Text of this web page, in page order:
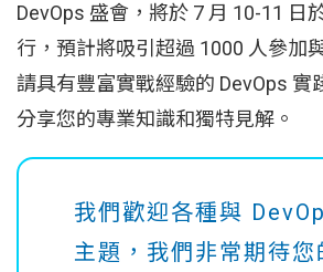
DevOps 盛會，將於 7 月 10-11 日
行，預計將吸引超過 1000 人參加
請具有豐富實戰經驗的 DevOps 實
分享您的專業知識和獨特見解。
我們歡迎各種與
主題，我們非常期待您